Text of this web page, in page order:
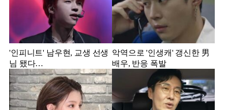
'인피니트' 남우현, 교생 선생
님 됐다…
악역으로 '인생캐' 갱신한 男
배우, 반응 폭발